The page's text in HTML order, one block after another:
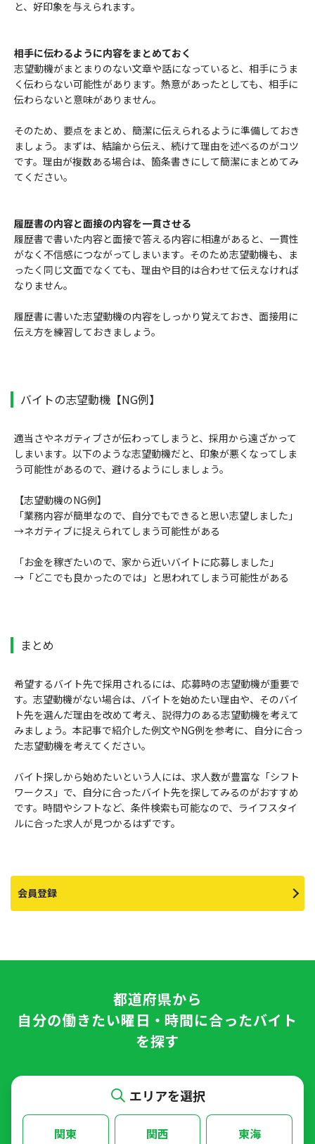
と、好印象を与えられます。
相手に伝わるように内容をまとめておく
志望動機がまとまりのない文章や話になっていると、相手にうま
く伝わらない可能性があります。熱意があったとしても、相手に
伝わらないと意味がありません。
そのため、要点をまとめ、簡潔に伝えられるように準備しておき
ましょう。まずは、結論から伝え、続けて理由を述べるのがコツ
です。理由が複数ある場合は、箇条書きにして簡潔にまとめてみ
てください。
履歴書の内容と面接の内容を一貫させる
履歴書で書いた内容と面接で答える内容に相違があると、一貫性
がなく不信感につながってしまいます。そのため志望動機も、ま
ったく同じ文面でなくても、理由や目的は合わせて伝えなければ
なりません。
履歴書に書いた志望動機の内容をしっかり覚えておき、面接用に
伝え方を練習しておきましょう。
バイトの志望動機【NG例】
適当さやネガティブさが伝わってしまうと、採用から遠ざかって
しまいます。以下のような志望動機だと、印象が悪くなってしま
う可能性があるので、避けるようにしましょう。
【志望動機のNG例】
「業務内容が簡単なので、自分でもできると思い志望しました」
→ネガティブに捉えられてしまう可能性がある
「お金を稼ぎたいので、家から近いバイトに応募しました」
→「どこでも良かったのでは」と思われてしまう可能性がある
まとめ
希望するバイト先で採用されるには、応募時の志望動機が重要で
す。志望動機がない場合は、バイトを始めたい理由や、そのバイ
ト先を選んだ理由を改めて考え、説得力のある志望動機を考えて
みましょう。本記事で紹介した例文やNG例を参考に、自分に合っ
た志望動機を考えてください。
バイト探しから始めたいという人には、求人数が豊富な「シフト
ワークス」で、自分に合ったバイト先を探してみるのがおすすめ
です。時間やシフトなど、条件検索も可能なので、ライフスタイ
ルに合った求人が見つかるはずです。
会員登録
都道府県から
自分の働きたい曜日・時間に合ったバイト
を探す
エリアを選択
関東 関西 東海